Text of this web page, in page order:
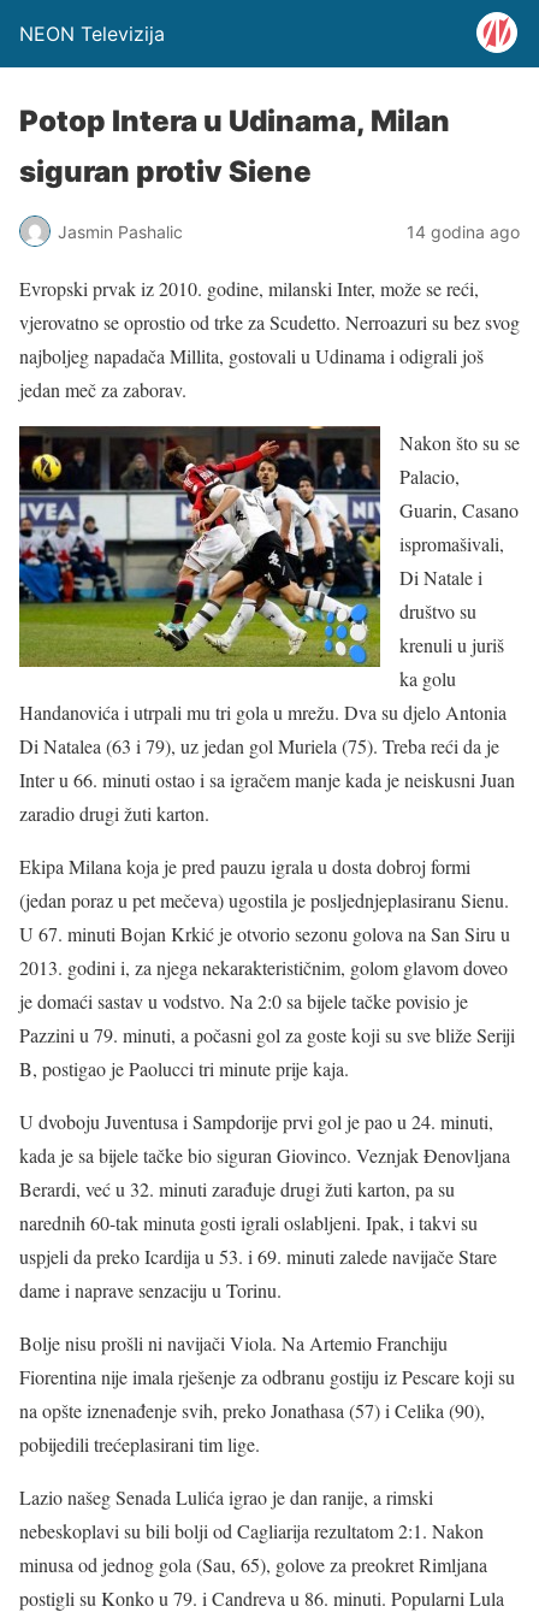
NEON Televizija
Potop Intera u Udinama, Milan
siguran protiv Siene
Jasmin Pashalic 14 godina ago
Evropski prvak iz 2010. godine, milanski Inter, može se reći,
vjerovatno se oprostio od trke za Scudetto. Nerroazuri su bez svog
najboljeg napadača Millita, gostovali u Udinama i odigrali još
jedan meč za zaborav.
Nakon što su se
Palacio,
Guarin, Casano
ispromašivali,
Di Natale i
društvo su
krenuli u juriš
ka golu
Handanovića i utrpali mu tri gola u mrežu. Dva su djelo Antonia
Di Natalea (63 i 79), uz jedan gol Muriela (75). Treba reći da je
Inter u 66. minuti ostao i sa igračem manje kada je neiskusni Juan
zaradio drugi žuti karton.
Ekipa Milana koja je pred pauzu igrala u dosta dobroj formi
(jedan poraz u pet mečeva) ugostila je posljednjeplasiranu Sienu.
U 67. minuti Bojan Krkić je otvorio sezonu golova na San Siru u
2013. godini i, za njega nekarakterističnim, golom glavom doveo
je domaći sastav u vodstvo. Na 2:0 sa bijele tačke povisio je
Pazzini u 79. minuti, a počasni gol za goste koji su sve bliže Seriji
B, postigao je Paolucci tri minute prije kaja.
U dvoboju Juventusa i Sampdorije prvi gol je pao u 24. minuti,
kada je sa bijele tačke bio siguran Giovinco. Veznjak Đenovljana
Berardi, već u 32. minuti zarađuje drugi žuti karton, pa su
narednih 60-tak minuta gosti igrali oslabljeni. Ipak, i takvi su
uspjeli da preko Icardija u 53. i 69. minuti zalede navijače Stare
dame i naprave senzaciju u Torinu.
Bolje nisu prošli ni navijači Viola. Na Artemio Franchiju
Fiorentina nije imala rješenje za odbranu gostiju iz Pescare koji su
na opšte iznenađenje svih, preko Jonathasa (57) i Celika (90),
pobijedili trećeplasirani tim lige.
Lazio našeg Senada Lulića igrao je dan ranije, a rimski
nebeskoplavi su bili bolji od Cagliarija rezultatom 2:1. Nakon
minusa od jednog gola (Sau, 65), golove za preokret Rimljana
postigli su Konko u 79. i Candreva u 86. minuti. Popularni Lula